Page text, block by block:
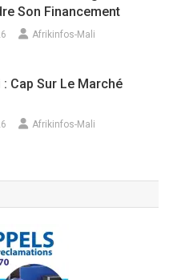
Son Financement
Afrikinfos-Mali
: Cap Sur Le Marché
Afrikinfos-Mali